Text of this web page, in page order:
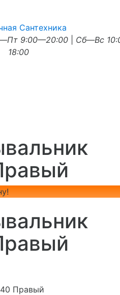
9:00—20:00
Сб—Вс
18:00
Правый